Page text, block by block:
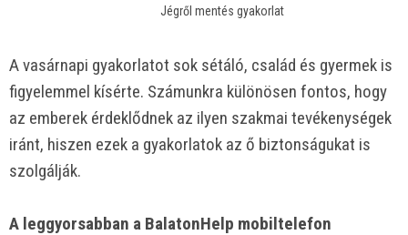
Jégről mentés gyakorlat
A vasárnapi gyakorlatot sok sétáló, család és gyermek is
figyelemmel kísérte. Számunkra különösen fontos, hogy
az emberek érdeklődnek az ilyen szakmai tevékenységek
iránt, hiszen ezek a gyakorlatok az ő biztonságukat is
szolgálják.
A leggyorsabban a BalatonHelp mobiltelefon